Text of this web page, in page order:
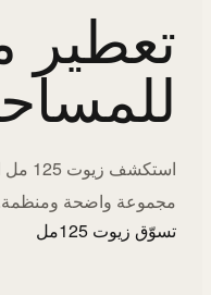
تعطير
مجموعة واضحة
تسوّق زيوت 125مل